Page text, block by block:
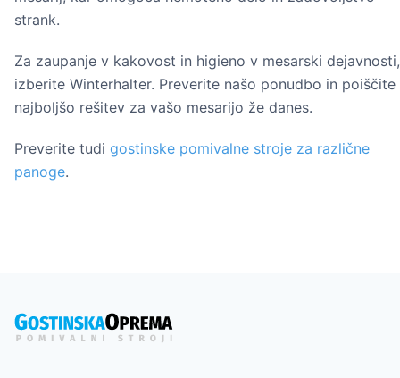
strank.
Za zaupanje v kakovost in higieno v mesarski dejavnosti,
izberite Winterhalter. Preverite našo ponudbo in poiščite
najboljšo rešitev za vašo mesarijo že danes.
Preverite tudi gostinske pomivalne stroje za različne
panoge.